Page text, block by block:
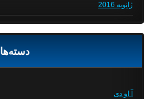
ژانویه 2016
دسته‌ها
آ او دی